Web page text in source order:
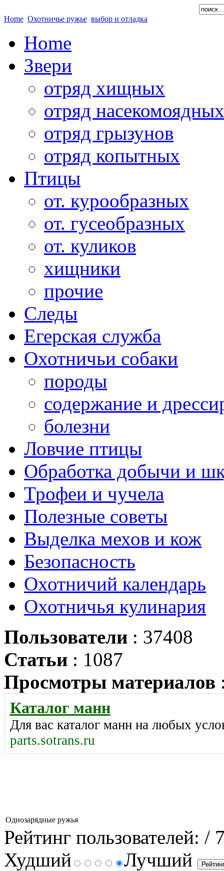
Home Охотничье ружье выбор и отладка
Home
Звери
отряд хищных
отряд насекомоядных
отряд грызунов
отряд копытных
Птицы
от. курообразных
от. гусеобразных
от. куликов
хищники
прочие
Следы
Егерская служба
Охотничьи собаки
породы
содержание и
болезни
Ловчие птицы
Обработка добычи и
Трофеи и чучела
Полезные советы
Выделка мехов и кож
Безопасность
Охотничий календарь
Охотничья кулинария
Пользователи : 37408
Статьи : 1087
Просмотры материалов
Каталог манн
Для вас каталог маннна любых
parts.sotrans.ru
Однозарядные ружья
Рейтинг пользователей: /
Худший
Лучший